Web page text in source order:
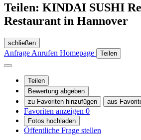
Teilen: KINDAI SUSHI
Restaurant in Hannover
schließen
Anfrage Anrufen Homepage Teilen
Teilen
Bewertung abgeben
zu Favoriten hinzufügen
aus
Favoriten anzeigen 0
Fotos hochladen
Öffentliche Frage stellen